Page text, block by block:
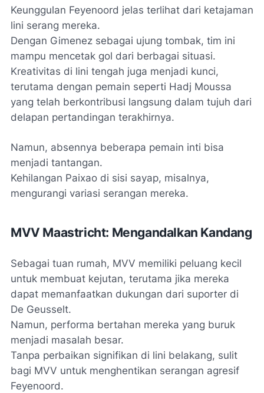
Keunggulan Feyenoord jelas terlihat dari ketajaman
lini serang mereka.
Dengan Gimenez sebagai ujung tombak, tim ini
mampu mencetak gol dari berbagai situasi.
Kreativitas di lini tengah juga menjadi kunci,
terutama dengan pemain seperti Hadj Moussa
yang telah berkontribusi langsung dalam tujuh dari
delapan pertandingan terakhirnya.
Namun, absennya beberapa pemain inti bisa
menjadi tantangan.
Kehilangan Paixao di sisi sayap, misalnya,
mengurangi variasi serangan mereka.
MVV Maastricht: Mengandalkan Kandang
Sebagai tuan rumah, MVV memiliki peluang kecil
untuk membuat kejutan, terutama jika mereka
dapat memanfaatkan dukungan dari suporter di
De Geusselt.
Namun, performa bertahan mereka yang buruk
menjadi masalah besar.
Tanpa perbaikan signifikan di lini belakang, sulit
bagi MVV untuk menghentikan serangan agresif
Feyenoord.